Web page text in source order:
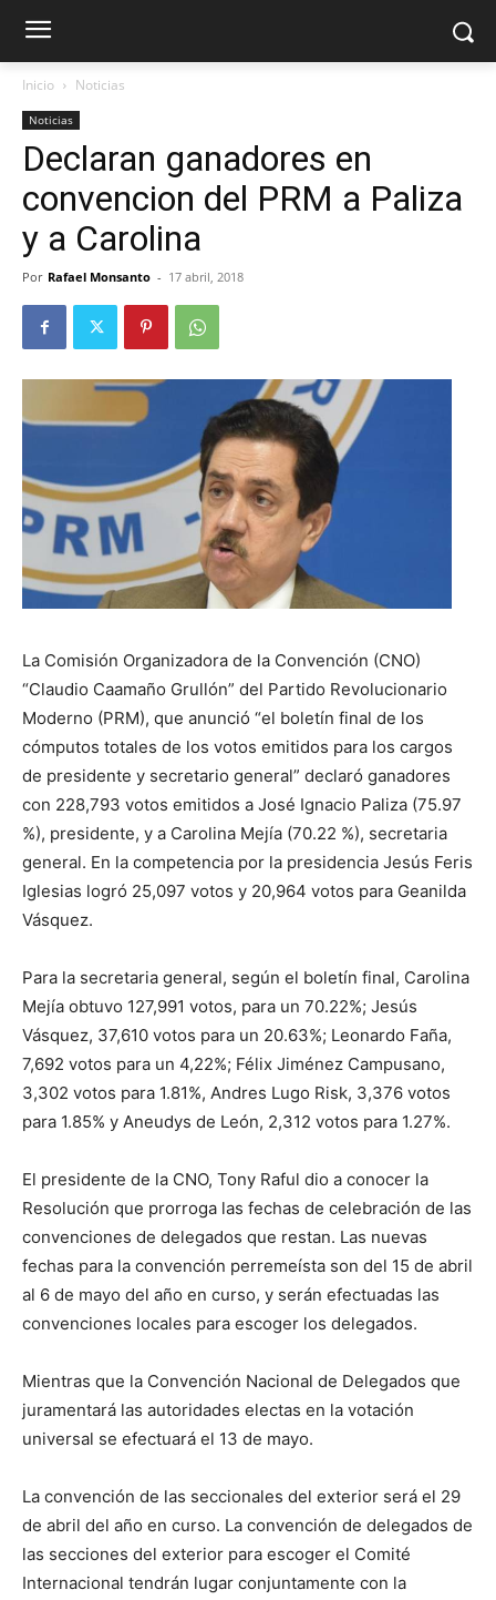
Inicio Noticias
Noticias
Declaran ganadores en
convencion del PRM a Paliza
y a Carolina
Por Rafael Monsanto - 17 abril, 2018
La Comisión Organizadora de la Convención (CNO)
“Claudio Caamaño Grullón” del Partido Revolucionario
Moderno (PRM), que anunció “el boletín final de los
cómputos totales de los votos emitidos para los cargos
de presidente y secretario general” declaró ganadores
con 228,793 votos emitidos a José Ignacio Paliza (75.97
%), presidente, y a Carolina Mejía (70.22 %), secretaria
general. En la competencia por la presidencia Jesús Feris
Iglesias logró 25,097 votos y 20,964 votos para Geanilda
Vásquez.
Para la secretaria general, según el boletín final, Carolina
Mejía obtuvo 127,991 votos, para un 70.22%; Jesús
Vásquez, 37,610 votos para un 20.63%; Leonardo Faña,
7,692 votos para un 4,22%; Félix Jiménez Campusano,
3,302 votos para 1.81%, Andres Lugo Risk, 3,376 votos
para 1.85% y Aneudys de León, 2,312 votos para 1.27%.
El presidente de la CNO, Tony Raful dio a conocer la
Resolución que prorroga las fechas de celebración de las
convenciones de delegados que restan. Las nuevas
fechas para la convención perremeísta son del 15 de abril
al 6 de mayo del año en curso, y serán efectuadas las
convenciones locales para escoger los delegados.
Mientras que la Convención Nacional de Delegados que
juramentará las autoridades electas en la votación
universal se efectuará el 13 de mayo.
La convención de las seccionales del exterior será el 29
de abril del año en curso. La convención de delegados de
las secciones del exterior para escoger el Comité
Internacional tendrán lugar conjuntamente con la